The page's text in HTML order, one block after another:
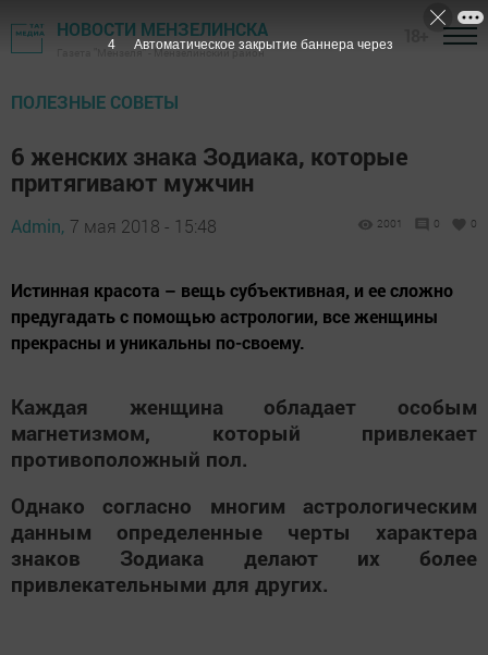
НОВОСТИ МЕНЗЕЛИНСКА
Газета "Мензеля" - Мензелинский район
ПОЛЕЗНЫЕ СОВЕТЫ
6 женских знака Зодиака, которые
притягивают мужчин
Admin, 7 мая 2018 - 15:48 2001 0 0
Истинная красота – вещь субъективная, и ее сложно
предугадать с помощью астрологии, все женщины
прекрасны и уникальны по-своему.
Каждая женщина обладает особым
магнетизмом, который привлекает
противоположный пол.
Однако согласно многим астрологическим
данным определенные черты характера
знаков Зодиака делают их более
привлекательными для других.
3 Автоматическое закрытие баннера через